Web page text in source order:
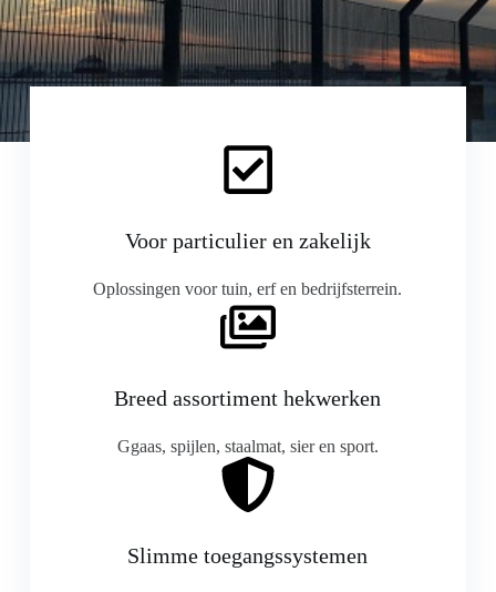
Voor particulier en zakelijk
Oplossingen voor tuin, erf en bedrijfsterrein.
Breed assortiment hekwerken
Ggaas, spijlen, staalmat, sier en sport.
Slimme toegangssystemen